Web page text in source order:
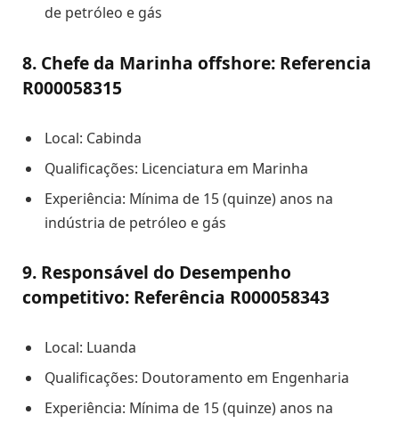
de petróleo e gás
8. Chefe da Marinha offshore: Referencia
R000058315
Local: Cabinda
Qualificações: Licenciatura em Marinha
Experiência: Mínima de 15 (quinze) anos na
indústria de petróleo e gás
9. Responsável do Desempenho
competitivo: Referência R000058343
Local: Luanda
Qualificações: Doutoramento em Engenharia
Experiência: Mínima de 15 (quinze) anos na